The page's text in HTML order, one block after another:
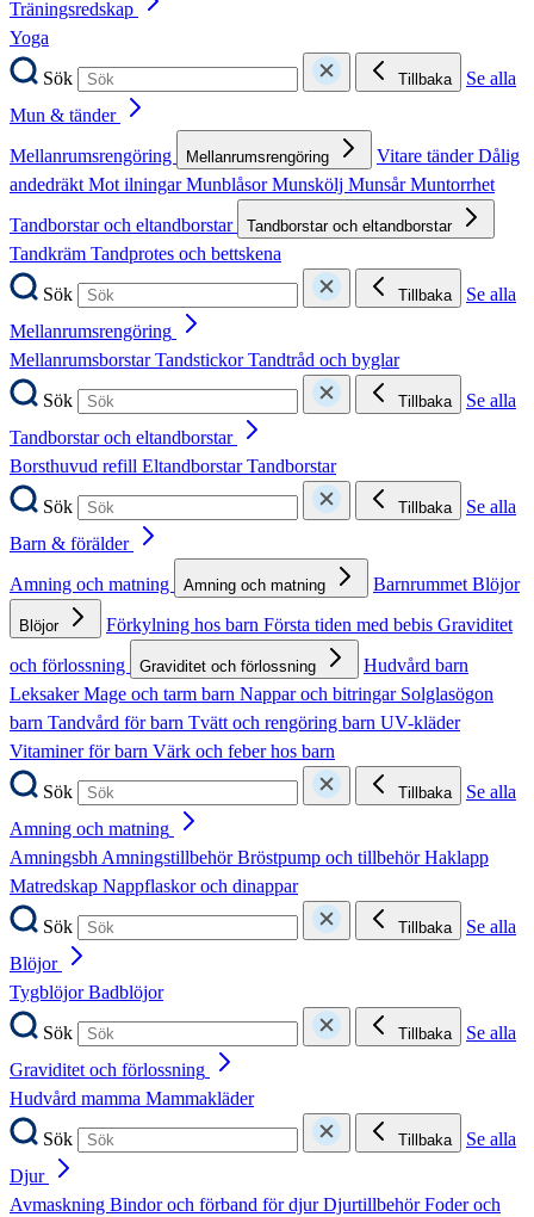
Träningsredskap
Yoga
Sök
Tillbaka
Se alla
Mun & tänder
Mellanrumsrengöring
Mellanrumsrengöring Vitare tänderDålig
andedräktMot ilningarMunblåsorMunskölj MunsårMuntorrhet
Tandborstar och eltandborstar
Tandborstar och eltandborstar
Tandkräm Tandprotes och bettskena
Sök
Tillbaka
Se alla
Mellanrumsrengöring
MellanrumsborstarTandstickorTandtråd och byglar
Sök
Tillbaka
Se alla
Tandborstar och eltandborstar
Borsthuvud refill EltandborstarTandborstar
Sök
Tillbaka
Se alla
Barn & förälder
Amning och matning
Amning och matning BarnrummetBlöjor
Blöjor Förkylning hos barn Första tiden med bebis Graviditet
och förlossning
Graviditet och förlossning
Hudvård barn
LeksakerMage och tarm barn Nappar och bitringar Solglasögon
barn Tandvård för barn Tvätt och rengöring barn UV-kläder
Vitaminer för barn Värk och feber hos barn
Sök
Tillbaka
Se alla
Amning och matning
AmningsbhAmningstillbehörBröstpump och tillbehörHaklapp
Matredskap Nappflaskor och dinappar
Sök
Tillbaka
Se alla
Blöjor
TygblöjorBadblöjor
Sök
Tillbaka
Se alla
Graviditet och förlossning
Hudvård mamma Mammakläder
Sök
Tillbaka
Se alla
Djur
Avmaskning Bindor och förband för djurDjurtillbehörFoder och